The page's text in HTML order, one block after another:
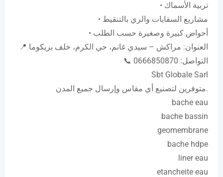
• تربية الأسماك
• مشاريع السقايات والري بالتنقيط
• أحواض كبيرة وصغيرة حسب الطلب
📍 العنوان: مراكش – سيدي غانم، حي الكرم، خلف بريكوما
📞 التواصل: 0666850870
Sbt Globale Sarl
متوفرين لتصنيع أي مقاس وإرسال جميع المدن.
bache eau
bache bassin
geomembrane
bache hdpe
liner eau
etancheite eau